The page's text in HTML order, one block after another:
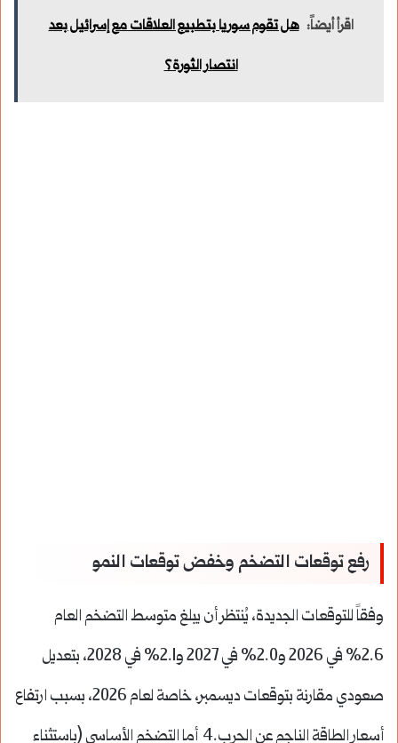
اقرأ أيضاً: هل تقوم سوريا بتطبيع العلاقات مع إسرائيل بعد
انتصار الثورة؟
رفع توقعات التضخم وخفض توقعات النمو
وفقاً للتوقعات الجديدة، يُنتظر أن يبلغ متوسط التضخم العام
2.6% في 2026 و2.0% في 2027 و2.1% في 2028، بتعديل
صعودي مقارنة بتوقعات ديسمبر، خاصة لعام 2026، بسبب ارتفاع
أسعار الطاقة الناجم عن الحرب.4 أما التضخم الأساسي (باستثناء